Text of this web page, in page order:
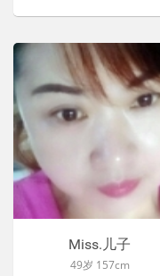
Miss.儿子
49岁 157cm